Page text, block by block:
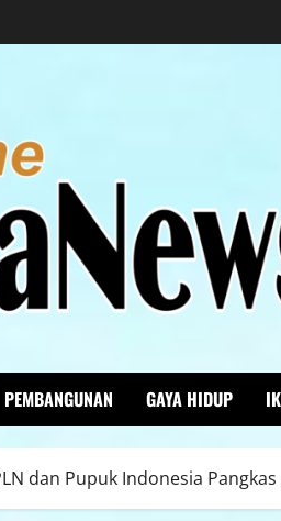
PEMBANGUNAN GAYA HIDUP
dan Pupuk Indonesia